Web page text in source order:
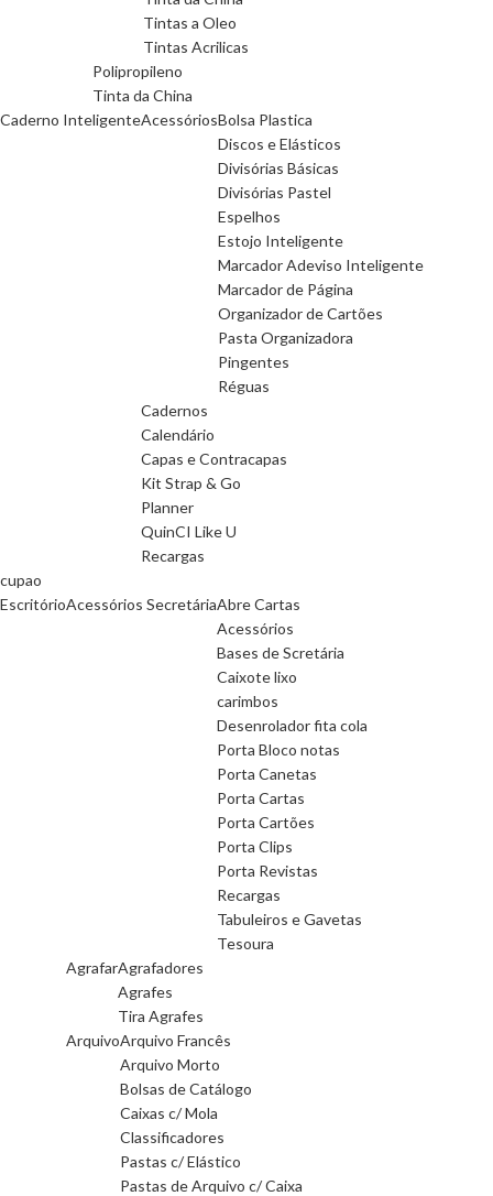
Tintas a Oleo
Tintas Acrilicas
Polipropileno
Tinta da China
Caderno InteligenteAcessóriosBolsa Plastica
Discos e Elásticos
Divisórias Básicas
Divisórias Pastel
Espelhos
Estojo Inteligente
Marcador Adeviso Inteligente
Marcador de Página
Organizador de Cartões
Pasta Organizadora
Pingentes
Réguas
Cadernos
Calendário
Capas e Contracapas
Kit Strap & Go
Planner
QuinCI Like U
Recargas
cupao
EscritórioAcessórios SecretáriaAbre Cartas
Acessórios
Bases de Scretária
Caixote lixo
carimbos
Desenrolador fita cola
Porta Bloco notas
Porta Canetas
Porta Cartas
Porta Cartões
Porta Clips
Porta Revistas
Recargas
Tabuleiros e Gavetas
Tesoura
AgrafarAgrafadores
Agrafes
Tira Agrafes
ArquivoArquivo Francês
Arquivo Morto
Bolsas de Catálogo
Caixas c/ Mola
Classificadores
Pastas c/ Elástico
Pastas de Arquivo c/ Caixa